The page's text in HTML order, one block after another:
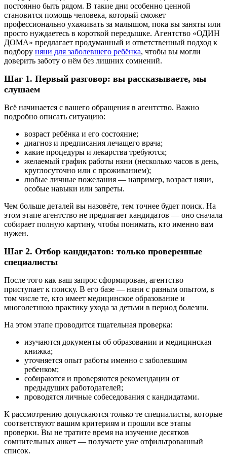
постоянно быть рядом. В такие дни особенно ценной
становится помощь человека, который сможет
профессионально ухаживать за малышом, пока вы заняты или
просто нуждаетесь в короткой передышке. Агентство «ОДИН
ДОМА» предлагает продуманный и ответственный подход к
подбору няни для заболевшего ребёнка, чтобы вы могли
доверить заботу о нём без лишних сомнений.
Шаг 1. Первый разговор: вы рассказываете, мы
слушаем
Всё начинается с вашего обращения в агентство. Важно
подробно описать ситуацию:
возраст ребёнка и его состояние;
диагноз и предписания лечащего врача;
какие процедуры и лекарства требуются;
желаемый график работы няни (несколько часов в день,
круглосуточно или с проживанием);
любые личные пожелания — например, возраст няни,
особые навыки или запреты.
Чем больше деталей вы назовёте, тем точнее будет поиск. На
этом этапе агентство не предлагает кандидатов — оно сначала
собирает полную картину, чтобы понимать, кто именно вам
нужен.
Шаг 2. Отбор кандидатов: только проверенные
специалисты
После того как ваш запрос сформирован, агентство
приступает к поиску. В его базе — няни с разным опытом, в
том числе те, кто имеет медицинское образование и
многолетнюю практику ухода за детьми в период болезни.
На этом этапе проводится тщательная проверка:
изучаются документы об образовании и медицинская
книжка;
уточняется опыт работы именно с заболевшим
ребенком;
собираются и проверяются рекомендации от
предыдущих работодателей;
проводятся личные собеседования с кандидатами.
К рассмотрению допускаются только те специалисты, которые
соответствуют вашим критериям и прошли все этапы
проверки. Вы не тратите время на изучение десятков
сомнительных анкет — получаете уже отфильтрованный
список.